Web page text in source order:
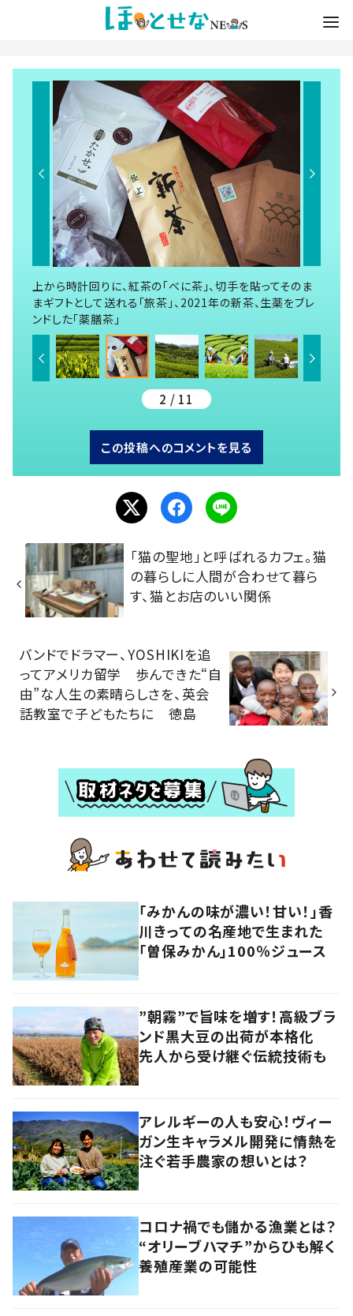
上から時計回りに、紅茶の「べに茶」、切手を貼ってそのま
まギフトとして送れる「旅茶」、2021年の新茶、生薬をブレ
ンドした「薬膳茶」
2 / 11
この投稿へのコメントを見る
「猫の聖地」と呼ばれるカフェ。猫
の暮らしに人間が合わせて暮ら
す、猫とお店のいい関係
バンドでドラマー、YOSHIKIを追
ってアメリカ留学 歩んできた“自
由”な人生の素晴らしさを、英会
話教室で子どもたちに 徳島
「みかんの味が濃い！甘い！」香
川きっての名産地で生まれた
「曽保みかん」100％ジュース
”朝霧”で旨味を増す！高級ブラ
ンド黒大豆の出荷が本格化
先人から受け継ぐ伝統技術も
アレルギーの人も安心！ヴィー
ガン生キャラメル開発に情熱を
注ぐ若手農家の想いとは？
コロナ禍でも儲かる漁業とは？
“オリーブハマチ”からひも解く
養殖産業の可能性